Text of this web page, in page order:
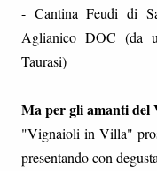
- Cantina Feudi di
Aglianico DOC (da
Taurasi)
Ma per gli amanti del
"Vignaioli in Villa"
presentando con